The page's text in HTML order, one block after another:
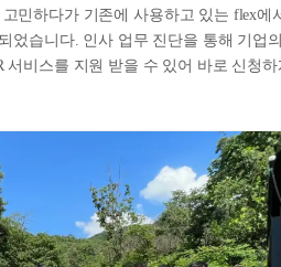
민하다가 기존에 사용하고 있는 flex에
었습니다. 인사 업무 진단을 통해 기업
서비스를 지원 받을 수 있어 바로 신청하